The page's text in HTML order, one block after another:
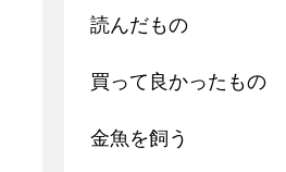
読んだもの
買って良かったもの
金魚を飼う